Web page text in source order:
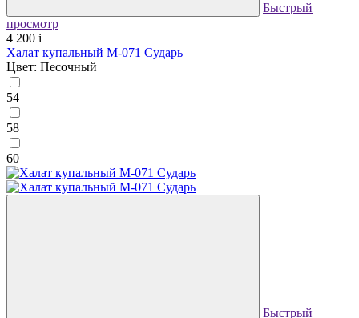
Быстрый
просмотр
4 200 i
Халат купальный М-071 Сударь
Цвет: Песочный
54
58
60
Быстрый